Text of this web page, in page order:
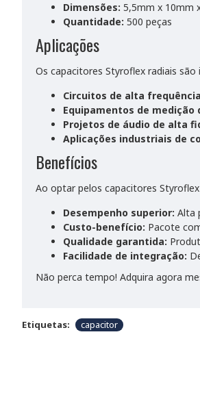
Dimensões: 5,5mm x 10mm
Quantidade: 500 peças
Aplicações
Os capacitores Styroflex radiais
Circuitos de alta frequência
Equipamentos de medição
Projetos de áudio de alta
Aplicações industriais de
Benefícios
Ao optar pelos capacitores
Desempenho superior: Alta
Custo-benefício: Pacote
Qualidade garantida:
Facilidade de integração:
Não perca tempo! Adquira agora
Etiquetas: capacitor